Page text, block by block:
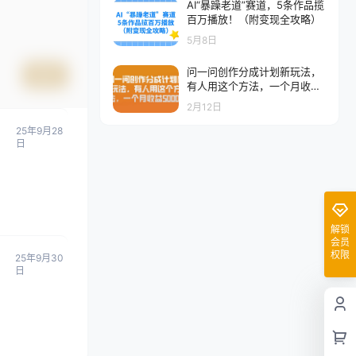
25年9月28
日
25年9月30
日
AI“暴躁老道”赛道，5条作品揽
百万播放！（附变现全攻略）
5月8日
问一问创作分成计划新玩法，
有人用这个方法，一个月收益
5k，新手友好，有微信就能做
2月12日
解锁
会员
权限